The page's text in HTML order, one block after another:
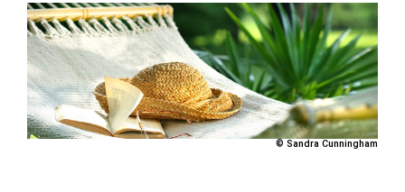
© Sandra Cunningham